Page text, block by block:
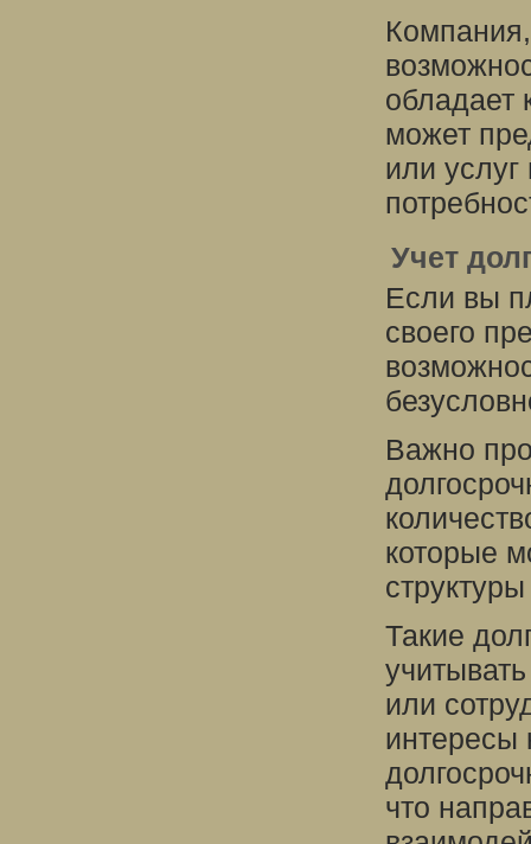
обладает
может
или услуг
Учет
Если вы
своего
Важно
которые
Такие
или
интересы
что